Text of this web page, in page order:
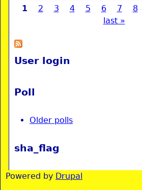
1 2 3 4 5 6 7 8
last »
User login
Poll
Older polls
sha_flag
Powered by Drupal